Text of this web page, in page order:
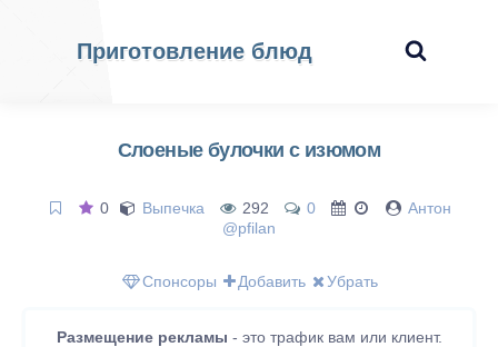
Приготовление блюд
Слоеные булочки с изюмом
0 Выпечка 292 0
Антон
@pfilan
Спонсоры Добавить Убрать
Размещение рекламы - это трафик вам или клиент.